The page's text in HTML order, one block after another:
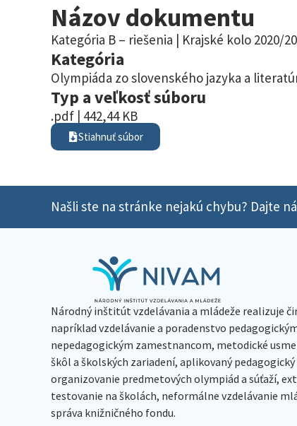
Názov dokumentu
Kategória B – riešenia | Krajské kolo 2020/
Kategória
Olympiáda zo slovenského jazyka a
Typ a veľkosť súboru
.pdf | 442,44 KB
Stiahnuť súbor
Našli ste na stránke nejakú chybu? Dajte
Národný inštitút vzdelávania a mládeže realizuje
napríklad vzdelávanie a poradenstvo
nepedagogickým zamestnancom, metodické
škôl a školských zariadení, aplikovaný pedagogický
organizovanie predmetových olympiád a súťaží,
testovanie na školách, neformálne vzdelávanie
správa knižničného fondu.